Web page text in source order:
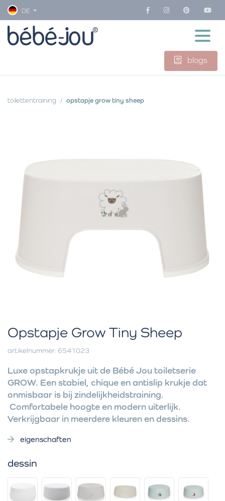
DE
blogs
toilettentraining opstapje grow tiny sheep
Opstapje Grow Tiny Sheep
artikelnummer: 6541023
Luxe opstapkrukje uit de Bébé Jou toiletserie
GROW. Een stabiel, chique en antislip krukje dat
onmisbaar is bij zindelijkheidstraining.
Comfortabele hoogte en modern uiterlijk.
Verkrijgbaar in meerdere kleuren en dessins.
eigenschaften
dessin